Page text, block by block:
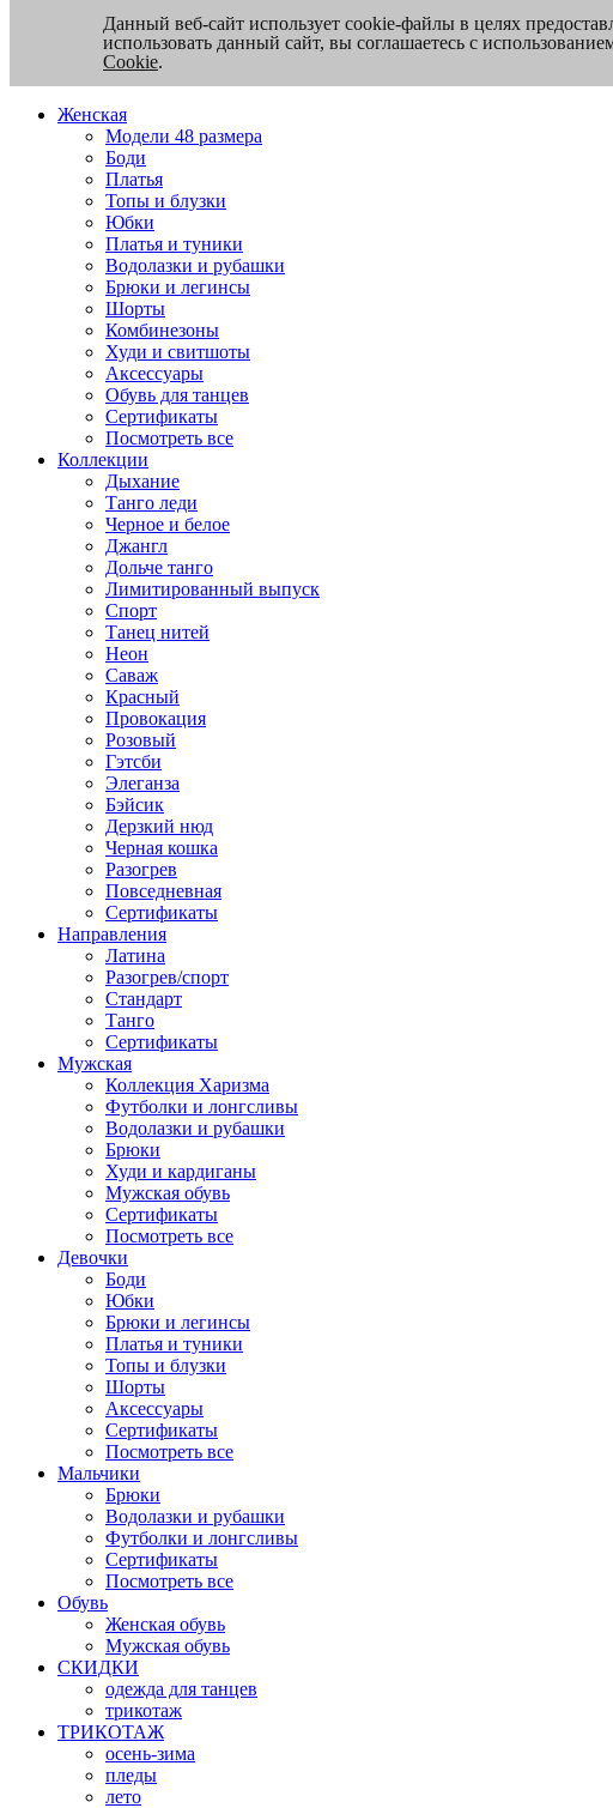
Женская
Модели 48 размера
Боди
Платья
Топы и блузки
Юбки
Платья и туники
Водолазки и рубашки
Брюки и легинсы
Шорты
Комбинезоны
Худи и свитшоты
Аксессуары
Обувь для танцев
Сертификаты
Посмотреть все
Коллекции
Дыхание
Танго леди
Черное и белое
Джангл
Дольче танго
Лимитированный выпуск
Спорт
Танец нитей
Неон
Саваж
Красный
Провокация
Розовый
Гэтсби
Элеганза
Бэйсик
Дерзкий нюд
Черная кошка
Разогрев
Повседневная
Сертификаты
Направления
Латина
Разогрев/спорт
Стандарт
Танго
Сертификаты
Мужская
Коллекция Харизма
Футболки и лонгсливы
Водолазки и рубашки
Брюки
Худи и кардиганы
Мужская обувь
Сертификаты
Посмотреть все
Девочки
Боди
Юбки
Брюки и легинсы
Платья и туники
Топы и блузки
Шорты
Аксессуары
Сертификаты
Посмотреть все
Мальчики
Брюки
Водолазки и рубашки
Футболки и лонгсливы
Сертификаты
Посмотреть все
Обувь
Женская обувь
Мужская обувь
СКИДКИ
одежда для танцев
трикотаж
ТРИКОТАЖ
осень-зима
пледы
лето
Данный веб-сайт использует cookie-файлы в целях
использовать данный сайт, вы соглашаетесь с
Cookie.